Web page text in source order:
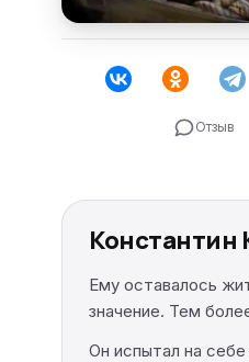
Отзыв
Константин
Ему оставалось
значение. Тем
Он испытал на